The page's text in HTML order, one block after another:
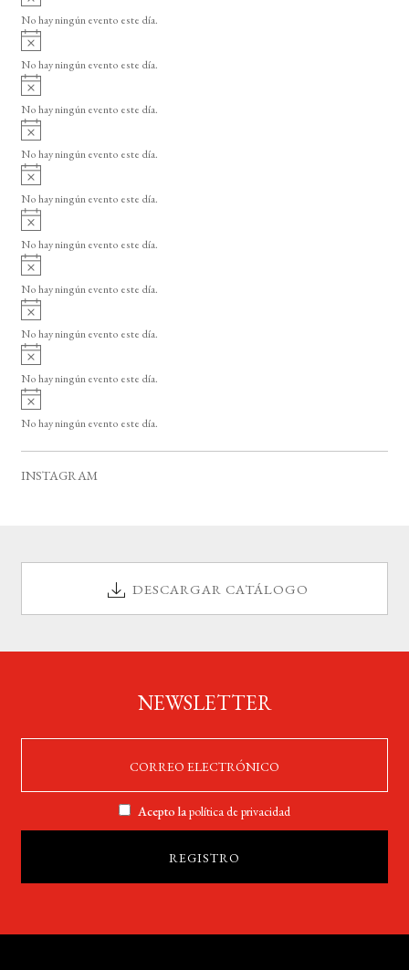
o
v
i
o
No hay ningún evento este día.
A
v
i
o
No hay ningún evento este día.
A
v
i
o
No hay ningún evento este día.
A
v
i
o
No hay ningún evento este día.
A
v
i
o
No hay ningún evento este día.
A
v
i
o
No hay ningún evento este día.
A
v
i
o
No hay ningún evento este día.
A
v
i
o
No hay ningún evento este día.
A
v
i
o
No hay ningún evento este día.
A
v
i
No hay ningún evento este día.
INSTAGRAM
DESCARGAR CATÁLOGO
NEWSLETTER
Acepto lapolítica de privacidad